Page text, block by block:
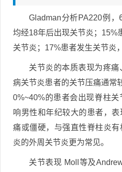
Gladman分析PA220例
均经18年后出现关节炎；15%
关节炎；17%患者发生关节炎
关节炎的本质表现为疼
病关节炎患者的关节压痛通常
0%~40%的患者会出现脊柱
响男性和年纪较大的患者，
痛或僵硬，与强直性脊柱炎
炎的外周关节炎更为常见。
关节表现 Moll等及